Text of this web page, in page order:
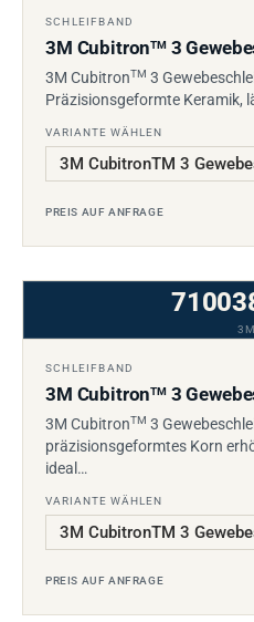
SCHLEIFBAND
3M CubitronTM3
3M CubitronTM 3
Präzisionsgeformte Keramik,
VARIANTE WÄHLEN
PREIS AUF ANFRAGE
3M
SCHLEIFBAND
3M CubitronTM3
3M CubitronTM 3
präzisionsgeformtes Korn
ideal…
VARIANTE WÄHLEN
PREIS AUF ANFRAGE